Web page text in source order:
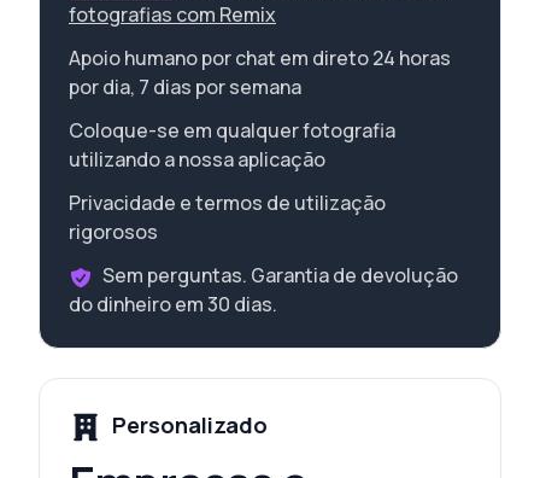
fotografias com Remix
Apoio humano por chat em direto 24 horas
por dia, 7 dias por semana
Coloque-se em qualquer fotografia
utilizando a nossa aplicação
Privacidade e termos de utilização
rigorosos
Sem perguntas. Garantia de devolução
do dinheiro em 30 dias.
Personalizado